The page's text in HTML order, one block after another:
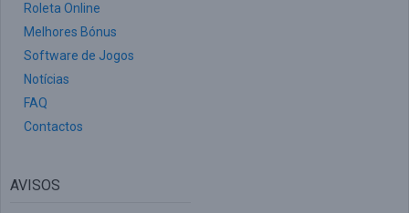
Roleta Online
Melhores Bónus
Software de Jogos
Notícias
FAQ
Contactos
AVISOS